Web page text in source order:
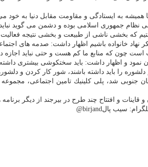
به ایستادگی و مقاومت مقابل دنیا به خود می
كه بخشی ناشی از طبیعت و بخشی نتیجه
فكر نهاد خانواده باشیم اظهار داشت: صدمه های
است چون كه منابع ما كم هست و حتی نباید اجازه
را باید داشته باشند، شور كار كردن و
جنوبی شد، پلی كلینیك تامین اجتماعی،
طرح در بیرجند از دیگر برنامه های سفر 2 روزه ربیعی به این